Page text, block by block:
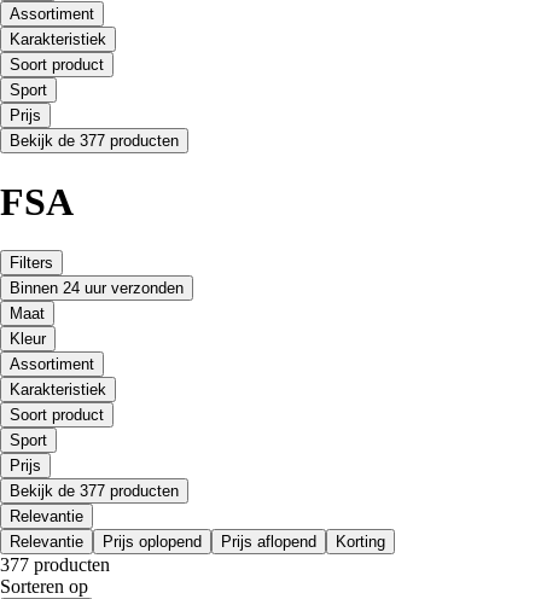
Assortiment
Karakteristiek
Soort product
Sport
Prijs
Bekijk de 377 producten
FSA
Filters
Binnen 24 uur verzonden
Maat
Kleur
Assortiment
Karakteristiek
Soort product
Sport
Prijs
Bekijk de 377 producten
Relevantie
Relevantie
Prijs oplopend Prijs aflopend Korting
377 producten
Sorteren op